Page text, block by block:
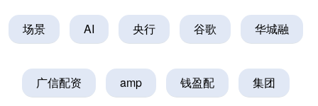
场景 AI 央行 谷歌 华城融
广信配资 amp 钱盈配 集团